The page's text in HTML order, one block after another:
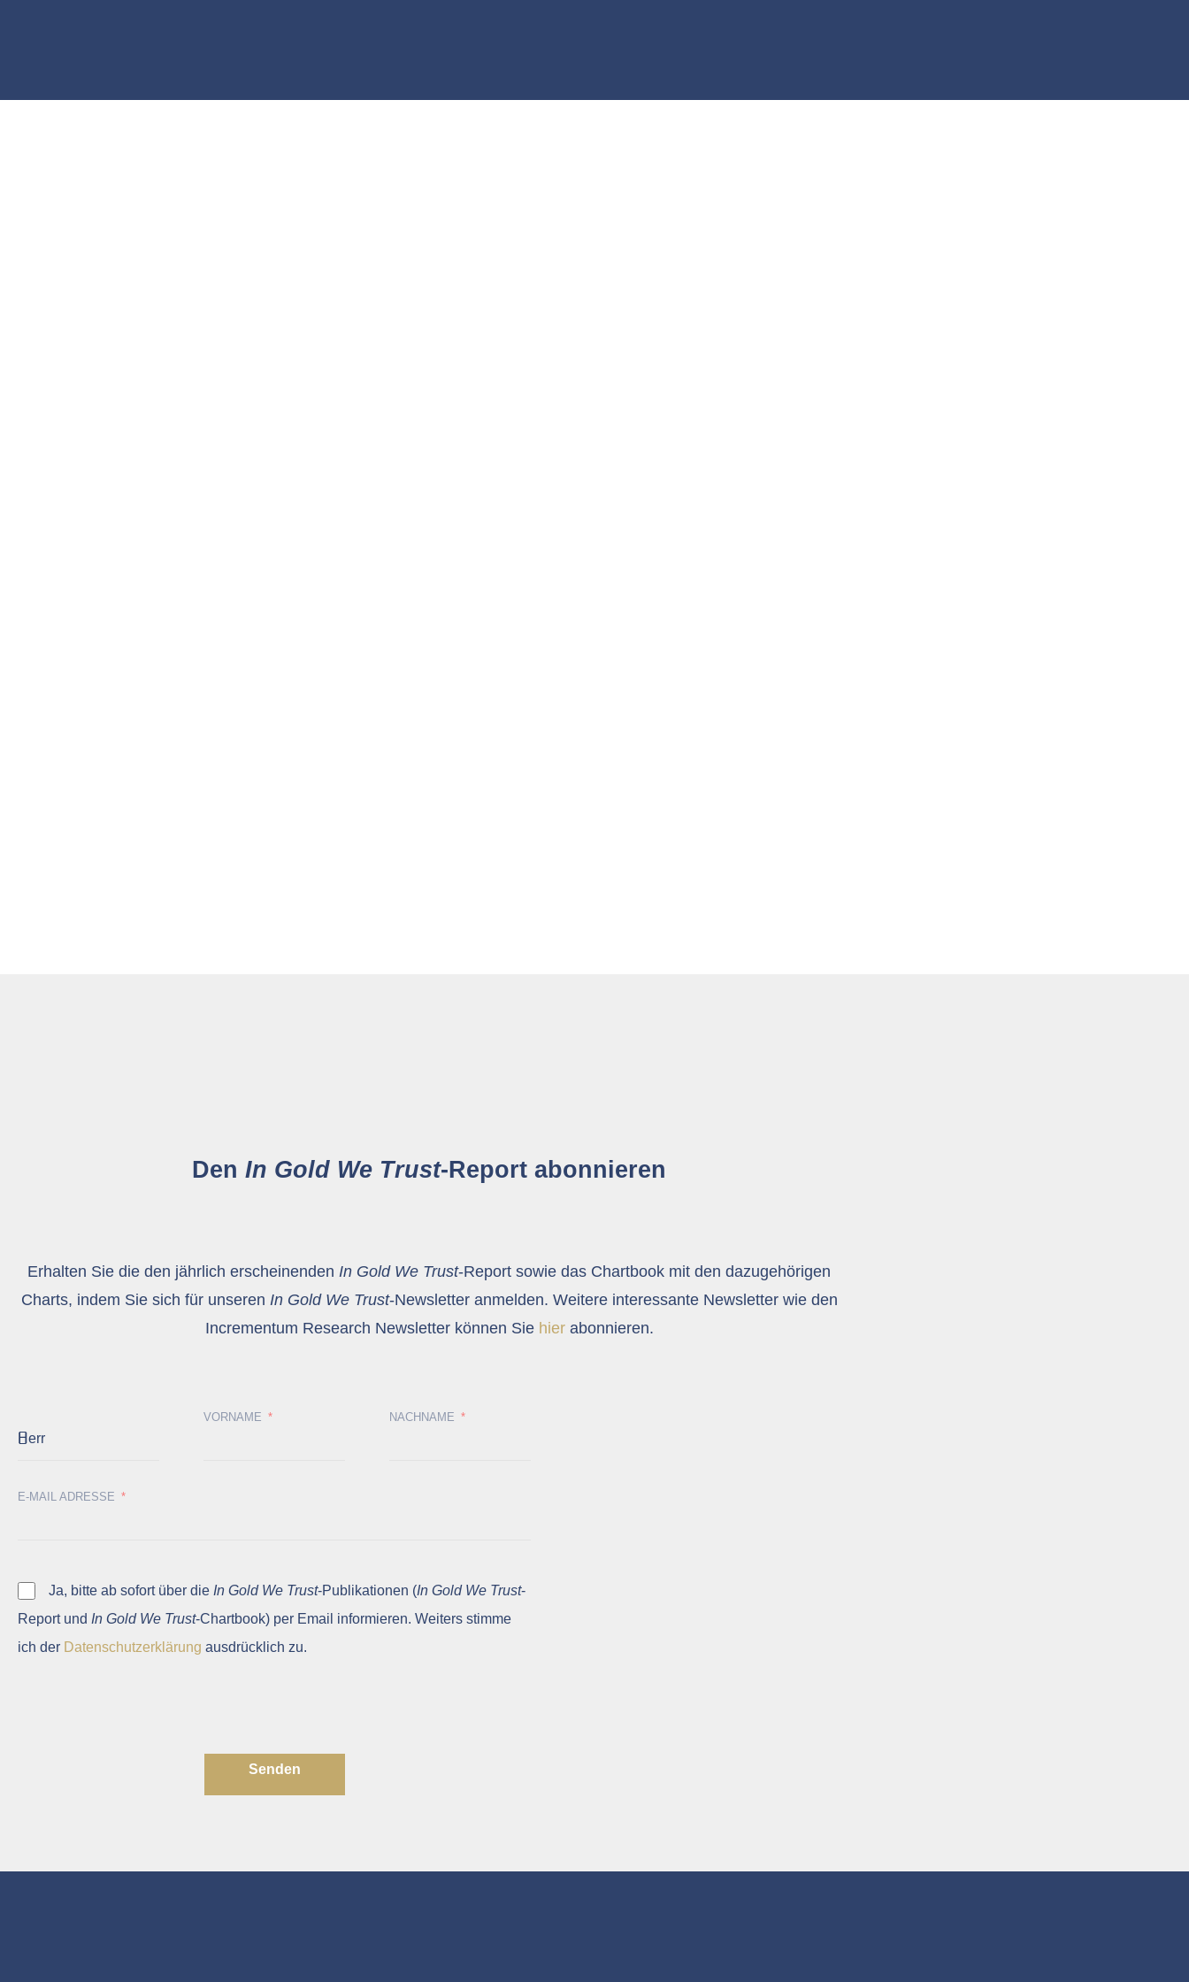
Den In Gold We Trust-Report abonnieren
Erhalten Sie die den jährlich erscheinenden In Gold We Trust-Report sowie das Chartbook mit den dazugehörigen
Charts, indem Sie sich für unseren In Gold We Trust-Newsletter anmelden. Weitere interessante Newsletter wie den
Incrementum Research Newsletter können Sie hierabonnieren.
VORNAME NACHNAME
E-MAIL ADRESSE
Ja, bitte ab sofort über die In Gold We Trust-Publikationen (In Gold We Trust-
Report und In Gold We Trust-Chartbook) per Email informieren. Weiters stimme
ich der Datenschutzerklärung ausdrücklich zu.
Senden